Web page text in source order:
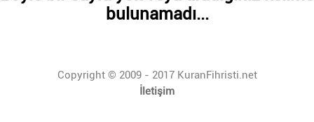
bulunamadı...
Copyright © 2009 - 2017 KuranFihristi.net
İletişim